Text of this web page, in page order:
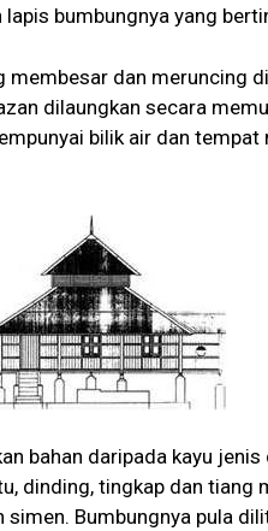
bumbungnya yang
dan meruncing
dilaungkan secara
bilik air dan
bahan daripada kayu jenis
dinding, tingkap dan tiang
Bumbungnya pula